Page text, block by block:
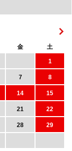
金
土
1
7
8
14
15
21
22
28
29